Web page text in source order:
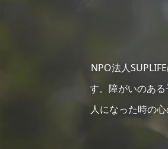
NPO法人
す。障がいのあ
人になった時の